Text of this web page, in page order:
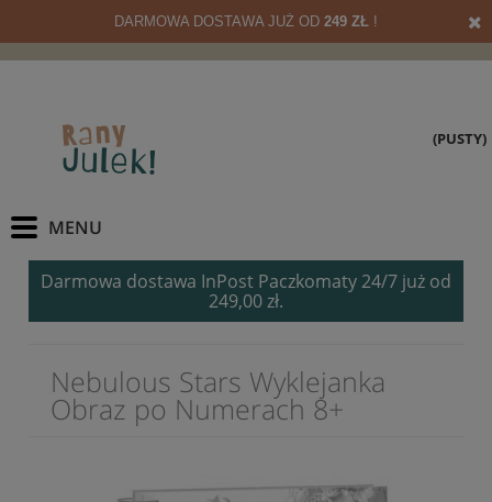
DARMOWA DOSTAWA JUŻ OD 249 ZŁ !
(PUSTY)
Darmowa dostawa InPost Paczkomaty 24/7 już od
249,00 zł.
Nebulous Stars Wyklejanka
Obraz po Numerach 8+